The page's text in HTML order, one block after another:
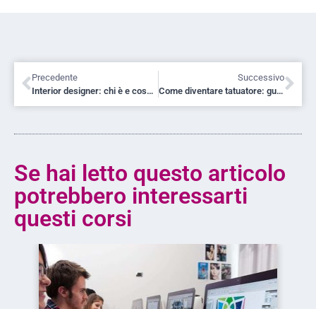
Precedente
Interior designer: chi è e cosa fa
Successivo
Come diventare tatuatore: guida completa
Se hai letto questo articolo
potrebbero interessarti
questi corsi